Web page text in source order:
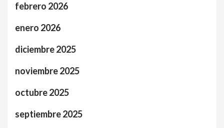
febrero 2026
enero 2026
diciembre 2025
noviembre 2025
octubre 2025
septiembre 2025